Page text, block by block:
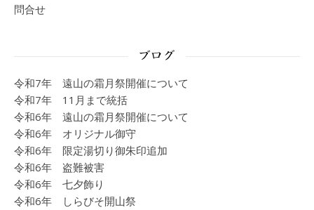
問合せ
ブログ
令和7年 遠山の霜月祭開催について
令和7年 11月まで統括
令和6年 遠山の霜月祭開催について
令和6年 オリジナル御守
令和6年 限定湯切り御朱印追加
令和6年 盗難被害
令和6年 七夕飾り
令和6年 しらびそ開山祭